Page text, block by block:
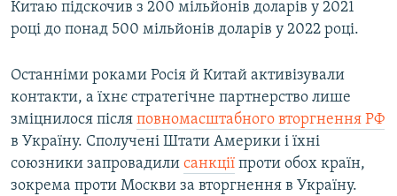
Китаю підскочив з 200 мільйонів доларів у 2021
році до понад 500 мільйонів доларів у 2022 році.
Останніми роками Росія й Китай активізували
контакти, а їхнє стратегічне партнерство лише
зміцнилося після повномасштабного вторгнення РФ
в Україну. Сполучені Штати Америки і їхні
союзники запровадили санкції проти обох країн,
зокрема проти Москви за вторгнення в Україну.